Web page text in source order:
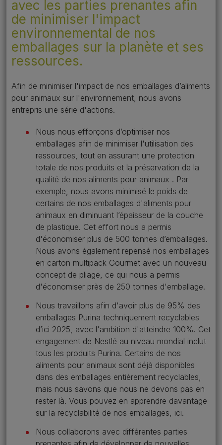
avec les parties prenantes afin
de minimiser l'impact
environnemental de nos
emballages sur la planète et ses
ressources.
Afin de minimiser l'impact de nos emballages d’aliments
pour animaux sur l'environnement, nous avons
entrepris une série d'actions.
Nous nous efforçons d’optimiser nos
emballages afin de minimiser l'utilisation des
ressources, tout en assurant une protection
totale de nos produits et la préservation de la
qualité de nos aliments pour animaux . Par
exemple, nous avons minimisé le poids de
certains de nos emballages d'aliments pour
animaux en diminuant l’épaisseur de la couche
de plastique. Cet effort nous a permis
d'économiser plus de 500 tonnes d’emballages.
Nous avons également repensé nos emballages
en carton multipack Gourmet avec un nouveau
concept de pliage, ce qui nous a permis
d'économiser près de 250 tonnes d'emballage.
Nous travaillons afin d'avoir plus de 95% des
emballages Purina techniquement recyclables
d’ici 2025, avec l'ambition d'atteindre 100%. Cet
engagement de Nestlé au niveau mondial inclut
tous les produits Purina. Certains de nos
aliments pour animaux sont déjà disponibles
dans des emballages entièrement recyclables,
mais nous savons que nous ne devons pas en
rester là. Vous pouvez en apprendre davantage
sur la recyclabilité de nos emballages, ici.
Nous collaborons avec différentes parties